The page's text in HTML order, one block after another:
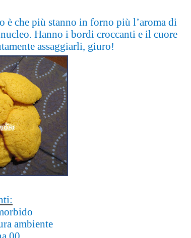
è che più stanno in forno più l’aroma di
Hanno i bordi croccanti e il cuore
assaggiarli, giuro!
ambiente